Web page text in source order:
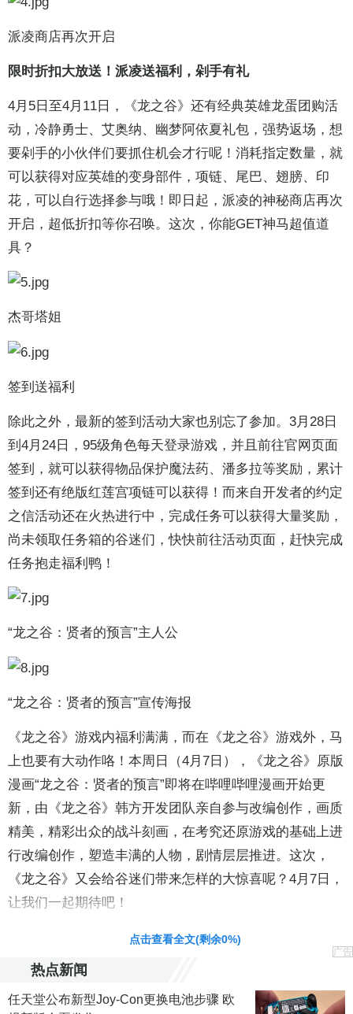
派凌商店再次开启
限时折扣大放送！派凌送福利，剁手有礼
4月5日至4月11日，《龙之谷》还有经典英雄龙蛋团购活
动，冷静勇士、艾奥纳、幽梦阿依夏礼包，强势返场，想
要剁手的小伙伴们要抓住机会才行呢！消耗指定数量，就
可以获得对应英雄的变身部件，项链、尾巴、翅膀、印
花，可以自行选择参与哦！即日起，派凌的神秘商店再次
开启，超低折扣等你召唤。这次，你能GET神马超值道
具？
杰哥塔姐
签到送福利
除此之外，最新的签到活动大家也别忘了参加。3月28日
到4月24日，95级角色每天登录游戏，并且前往官网页面
签到，就可以获得物品保护魔法药、潘多拉等奖励，累计
签到还有绝版红莲宫项链可以获得！而来自开发者的约定
之信活动还在火热进行中，完成任务可以获得大量奖励，
尚未领取任务箱的谷迷们，快快前往活动页面，赶快完成
任务抱走福利鸭！
“龙之谷：贤者的预言”主人公
“龙之谷：贤者的预言”宣传海报
《龙之谷》游戏内福利满满，而在《龙之谷》游戏外，马
上也要有大动作咯！本周日（4月7日），《龙之谷》原版
漫画“龙之谷：贤者的预言”即将在哔哩哔哩漫画开始更
新，由《龙之谷》韩方开发团队亲自参与改编创作，画质
精美，精彩出众的战斗刻画，在考究还原游戏的基础上进
行改编创作，塑造丰满的人物，剧情层层推进。这次，
《龙之谷》又会给谷迷们带来怎样的大惊喜呢？4月7日，
让我们一起期待吧！
责任编辑：黄鹏 CG001
点击查看全文(剩余0%)
广告
热点新闻
任天堂公布新型Joy-Con更换电池步骤 欧